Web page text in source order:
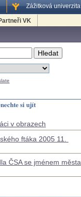
Zážitková univerzita
VK
si ujít
v obrazech
ftáka 2005 11.
ČSA se jménem města